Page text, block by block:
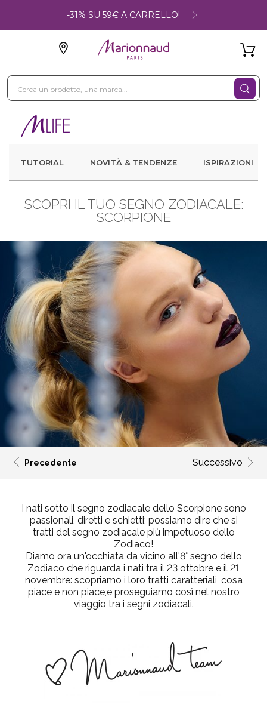
-31% SU 59€ A CARRELLO!
TUTORIAL NOVITÀ & TENDENZE ISPIRAZIONI
SCOPRI IL TUO SEGNO ZODIACALE:
SCORPIONE
Precedente Successivo
I nati sotto il segno zodiacale dello Scorpione sono
passionali, diretti e schietti; possiamo dire che si
tratti del segno zodiacale più impetuoso dello
Zodiaco!
Diamo ora un'occhiata da vicino all'8° segno dello
Zodiaco che riguarda i nati tra il 23 ottobre e il 21
novembre: scopriamo i loro tratti caratteriali, cosa
piace e non piace,e proseguiamo così nel nostro
viaggio tra i segni zodiacali.